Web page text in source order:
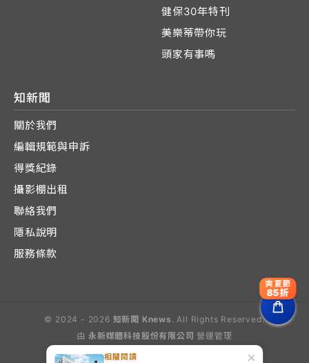
×
相關閱讀
健保30年特刊
美樂蒂帶你玩
頭家有事嗎
知新聞
關於我們
編輯規範與申訴
得獎紀錄
攝影棚出租
聯絡我們
隱私說明
服務條款
© 2024 - 2026 知新聞 Knews . All Rights Reserved.
由 永新媒體科技股份有限公司 營運管理
爽夏節
85折